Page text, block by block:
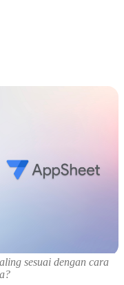
sesuai dengan cara